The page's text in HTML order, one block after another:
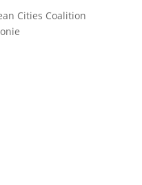
Cities Coalition